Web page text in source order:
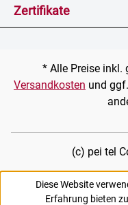
Zertifikate
* Alle Preise inkl.
Versandkosten und
(c) pei tel
Diese Website
Erfahrung bieten